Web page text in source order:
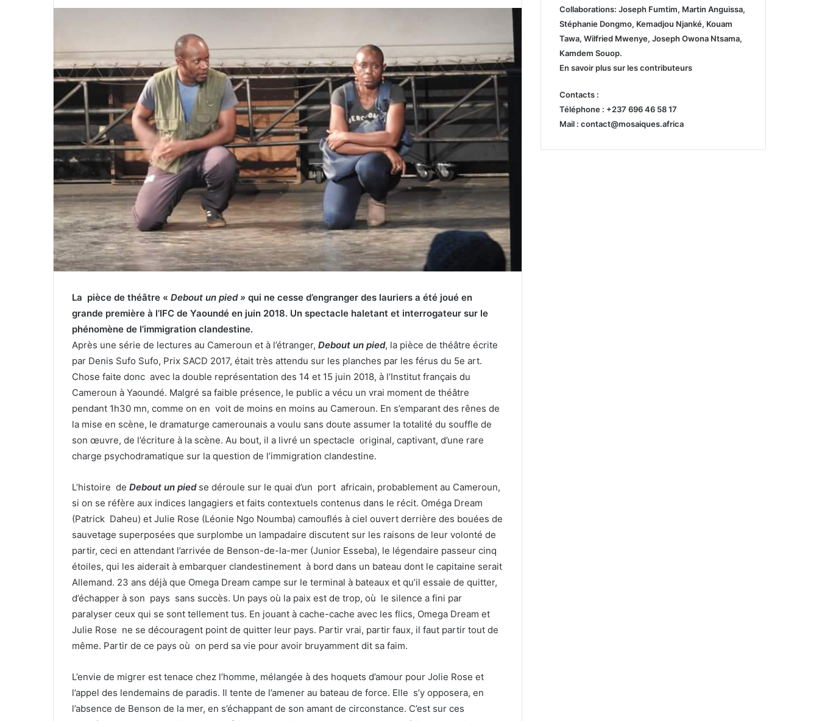
La pièce de théâtre « Debout un pied » qui ne cesse d’engranger des lauriers a été joué en
grande première à l’IFC de Yaoundé en juin 2018. Un spectacle haletant et interrogateur sur le
phénomène de l’immigration clandestine.
Après une série de lectures au Cameroun et à l’étranger, Debout un pied, la pièce de théâtre écrite
par Denis Sufo Sufo, Prix SACD 2017, était très attendu sur les planches par les férus du 5e art.
Chose faite donc avec la double représentation des 14 et 15 juin 2018, à l’Institut français du
Cameroun à Yaoundé. Malgré sa faible présence, le public a vécu un vrai moment de théâtre
pendant 1h30 mn, comme on en voit de moins en moins au Cameroun. En s’emparant des rênes de
la mise en scène, le dramaturge camerounais a voulu sans doute assumer la totalité du souffle de
son œuvre, de l’écriture à la scène. Au bout, il a livré un spectacle original, captivant, d’une rare
charge psychodramatique sur la question de l’immigration clandestine.
L’histoire de Debout un piedse déroule sur le quai d’un port africain, probablement au Cameroun,
si on se réfère aux indices langagiers et faits contextuels contenus dans le récit. Oméga Dream
(Patrick Daheu) et Julie Rose (Léonie Ngo Noumba) camouflés à ciel ouvert derrière des bouées de
sauvetage superposées que surplombe un lampadaire discutent sur les raisons de leur volonté de
partir, ceci en attendant l’arrivée de Benson-de-la-mer (Junior Esseba), le légendaire passeur cinq
étoiles, qui les aiderait à embarquer clandestinement à bord dans un bateau dont le capitaine serait
Allemand. 23 ans déjà que Omega Dream campe sur le terminal à bateaux et qu’il essaie de quitter,
d’échapper à son pays sans succès. Un pays où la paix est de trop, où le silence a fini par
paralyser ceux qui se sont tellement tus. En jouant à cache-cache avec les flics, Omega Dream et
Julie Rose ne se découragent point de quitter leur pays. Partir vrai, partir faux, il faut partir tout de
même. Partir de ce pays où on perd sa vie pour avoir bruyamment dit sa faim.
L’envie de migrer est tenace chez l’homme, mélangée à des hoquets d’amour pour Jolie Rose et
l’appel des lendemains de paradis. Il tente de l’amener au bateau de force. Elle s’y opposera, en
l’absence de Benson de la mer, en s’échappant de son amant de circonstance. C’est sur ces
Collaborations: Joseph Fumtim, Martin Anguissa,
Stéphanie Dongmo, Kemadjou Njanké, Kouam
Tawa, Wilfried Mwenye, Joseph Owona Ntsama,
Kamdem Souop.
En savoir plus sur les contributeurs
Contacts :
Téléphone : +237 696 46 58 17
Mail : contact@mosaiques.africa